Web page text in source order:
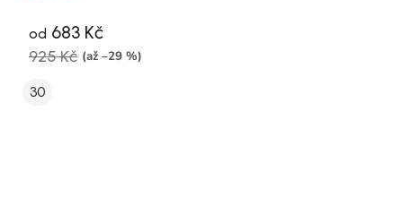
od 683 Kč
925 Kč (až –29 %)
30